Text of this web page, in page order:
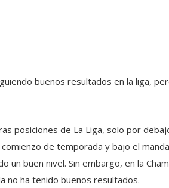
buenos resultados en la liga,
posiciones de La Liga, solo por
de temporada y bajo el
un buen nivel. Sin embargo, en la
no ha tenido buenos resultados.